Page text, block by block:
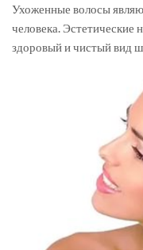
Ухоженные волосы
человека.
здоровый и чистый вид